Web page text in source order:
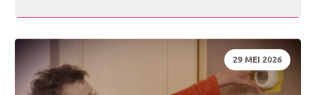
DATUM:
29 MEI 2026